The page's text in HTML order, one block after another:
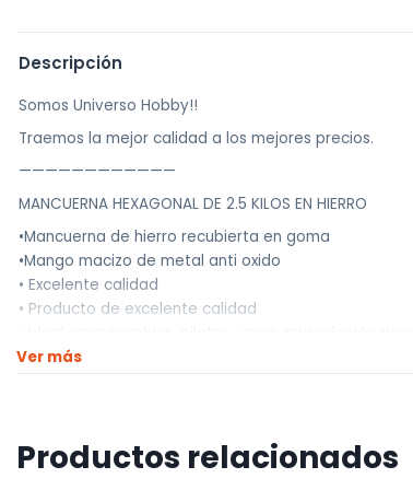
Descripción
Somos Universo Hobby!!
Traemos la mejor calidad a los mejores precios.
————————————
MANCUERNA HEXAGONAL DE 2.5 KILOS EN HIERRO
•Mancuerna de hierro recubierta en goma
•Mango macizo de metal anti oxido
• Excelente calidad
• Producto de excelente calidad
• Opciones de 5 kilo, 8 kilos, 10 Kilos y 15 kilos
Envíos dentro de Montevideo por Mercado de envíos.
Ver más
Productos relacionados